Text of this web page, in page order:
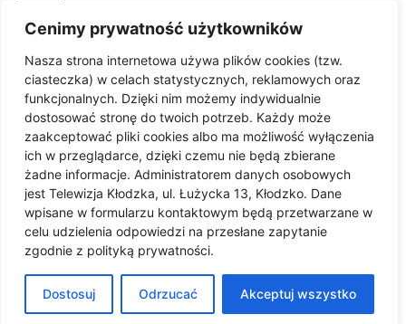
Cenimy prywatność użytkowników
Nasza strona internetowa używa plików cookies (tzw.
ciasteczka) w celach statystycznych, reklamowych oraz
funkcjonalnych. Dzięki nim możemy indywidualnie
dostosować stronę do twoich potrzeb. Każdy może
zaakceptować pliki cookies albo ma możliwość wyłączenia
ich w przeglądarce, dzięki czemu nie będą zbierane
żadne informacje. Administratorem danych osobowych
jest Telewizja Kłodzka, ul. Łużycka 13, Kłodzko. Dane
wpisane w formularzu kontaktowym będą przetwarzane w
celu udzielenia odpowiedzi na przesłane zapytanie
zgodnie z polityką prywatności.
Dostosuj Odrzucać Akceptuj wszystko
Inwestuj w bezpieczeństwo i
07/05/2026
Pomoc dla firm dotkniętych
powodzią
17/06/2025
KARR: Poradnik dla
przedsiębiorców, którzy
ucierpieli w powodzi
25/10/2024